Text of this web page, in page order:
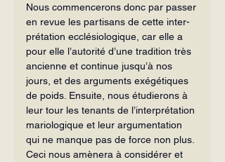
Nous commencerons donc par passer
en revue les partisans de cette inter­
prétation ecclésiologique, car elle a
pour elle l’autorité d’une tradition très
an­cienne et continue jusqu’à nos
jours, et des arguments exégétiques
de poids. En­suite, nous étudierons à
leur tour les tenants de l’interprétation
mariologique et leur argumentation
qui ne manque pas de force non plus.
Ceci nous amènera à considérer et